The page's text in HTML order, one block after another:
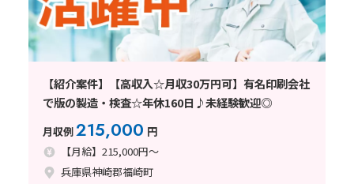
【紹介案件】【高収入☆月収30万円可】有名印刷会社
で版の製造・検査☆年休160日♪未経験歓迎◎
月収例215,000 円
【月給】215,000円～
兵庫県神崎郡福崎町